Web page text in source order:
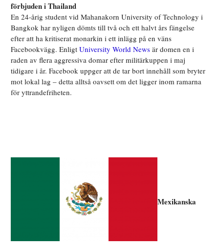
förbjuden i Thailand
En 24-årig student vid Mahanakorn University of Technology i
Bangkok har nyligen dömts till två och ett halvt års fängelse
efter att ha kritiserat monarkin i ett inlägg på en väns
Facebookvägg. EnligtUniversity World News är domen en i
raden av flera aggressiva domar efter militärkuppen i maj
tidigare i år. Facebook uppger att de tar bort innehåll som bryter
mot lokal lag – detta alltså oavsett om det ligger inom ramarna
för yttrandefriheten.
Mexikanska